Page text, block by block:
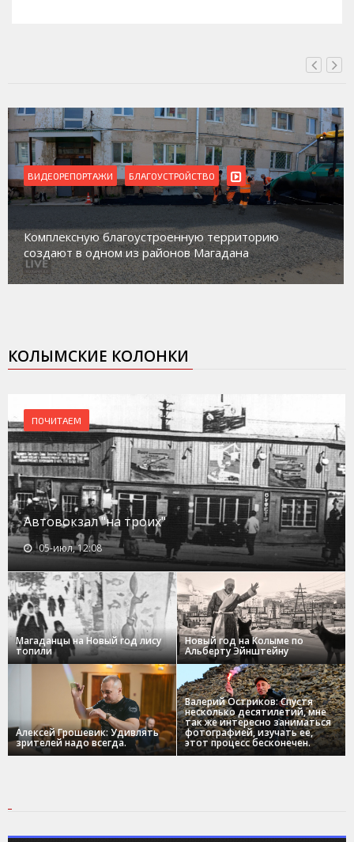
ВИДЕОРЕПОРТАЖИ БЛАГОУСТРОЙСТВО
Комплексную благоустроенную территорию
создают в одном из районов Магадана
КОЛЫМСКИЕ КОЛОНКИ
ПОЧИТАЕМ
Автовокзал "на троих"
05-июл, 12:08
Магаданцы на Новый год лису
топили
Новый год на Колыме по
Альберту Эйнштейну
Алексей Грошевик: Удивлять
зрителей надо всегда.
Валерий Остриков: Спустя
несколько десятилетий, мне
так же интересно заниматься
фотографией, изучать ее,
этот процесс бесконечен.